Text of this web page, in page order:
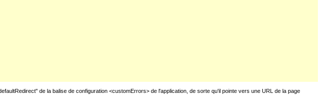
de la balise de configuration <customErrors> de l'application, de sorte qu'il pointe vers une URL de la page